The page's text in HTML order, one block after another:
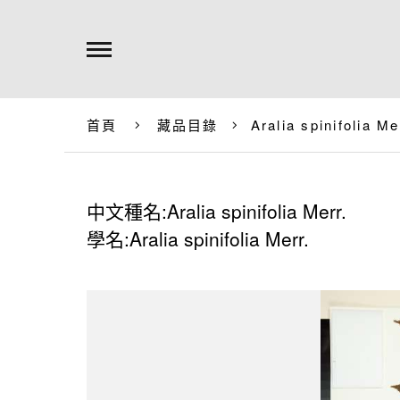
首頁 藏品目錄 Aralia spinifolia
中文種名:Aralia spinifolia Merr.
學名:Aralia spinifolia Merr.